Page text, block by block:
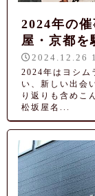
2024年の
屋・京都を
2024.12.26
2024年はヨシム
い、新しい出会
り返りも含めこ
松坂屋名...